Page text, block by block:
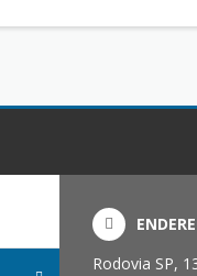
Rodovia SP,